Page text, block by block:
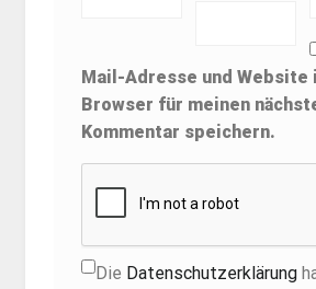
Mail-Adresse und Website
Browser für meinen
Kommentar speichern.
Die Datenschutzerklärung